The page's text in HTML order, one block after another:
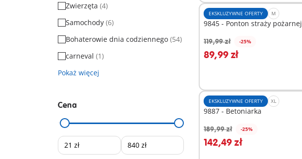
Zwierzęta (4)
Samochody (6)
Bohaterowie dnia codziennego (54)
carneval (1)
Pokaż więcej
Cena
EKSKLUZYWNE OFERTY M
9845 - Ponton straży pożarnej
119,99 zł -25%
89,99 zł
Dodaj do koszyka
EKSKLUZYWNE OFERTY XL
9887 - Betoniarka
189,99 zł -25%
142,49 zł
Dodaj do koszyka